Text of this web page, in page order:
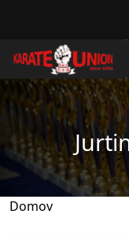
Domov